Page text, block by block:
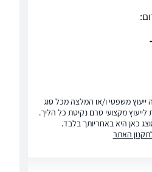
ייעוץ משפטי ו/או המלצה מכל סוג
לייעוץ מקצועי טרם נקיטת כל הליך.
כאן היא באחריותך בלבד.
האתר